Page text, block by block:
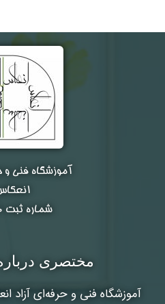
آموزشگاه فنی و
شماره ثبت ۲۹۵۷۰
مختصری
آموزشگاه فنی و حرفه‌ای آزاد